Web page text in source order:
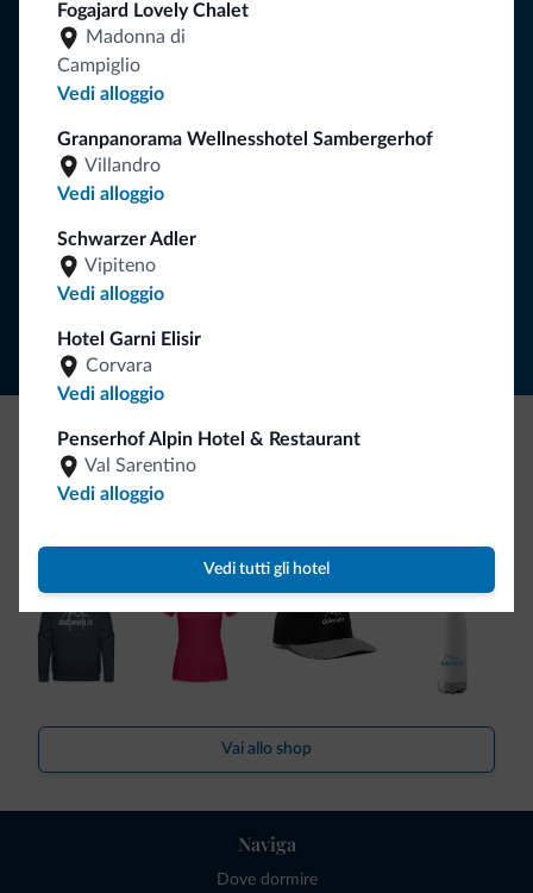
Fogajard Lovely Chalet
Madonna di
Campiglio
Vedi alloggio
Granpanorama Wellnesshotel Sambergerhof
Villandro
Vedi alloggio
Schwarzer Adler
Vipiteno
Vedi alloggio
Hotel Garni Elisir
Corvara
Vedi alloggio
Penserhof Alpin Hotel & Restaurant
Val Sarentino
Vedi alloggio
Vedi tutti gli hotel
Consigli dalle Dolomiti
Riceverai informazioni, offerte esclusive e news per la tua
ISCRIVITI ALLA NEWSLETTER
Be Original, scopri la nuova collezione
Ce l'avete chiesto in tanti. Ecco la nuova collezione firmata
Vai allo shop
Naviga
Dove dormire